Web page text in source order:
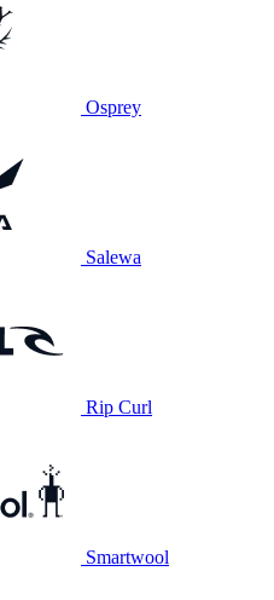
Osprey
Salewa
Rip Curl
Smartwool